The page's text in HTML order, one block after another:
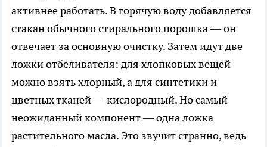
активнее работать. В горячую воду добавляется
стакан обычного стирального порошка — он
отвечает за основную очистку. Затем идут две
ложки отбеливателя: для хлопковых вещей
можно взять хлорный, а для синтетики и
цветных тканей — кислородный. Но самый
неожиданный компонент — одна ложка
растительного масла. Это звучит странно, ведь